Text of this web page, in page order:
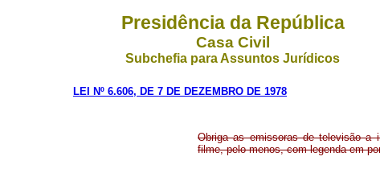
Presidência da República
Casa Civil
Subchefia para Assuntos Jurídicos
LEI Nº 6.606, DE 7 DE DEZEMBRO DE 1978
Obriga as emissoras de televisão a
filme, pelo menos, com legenda em